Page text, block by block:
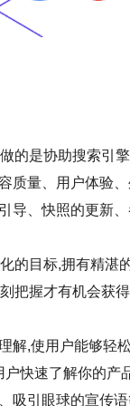
的是协助搜索引
质量、用户体验
导、快照的更新
的目标,拥有精湛
把握才有机会获
解,使用户能够轻
快速了解你的产
吸引眼球的宣传